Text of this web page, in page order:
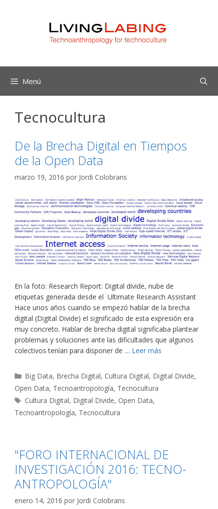
Menú
Tecnocultura
De la Brecha Digital en Tiempos
de la Open Data
marzo 19, 2016 por Jordi Colobrans
En la foto: Research Report: Digital divide, nube de
etiquetas generada desde el Ultimate Research Assistant
Hace unos años cuando se empezó hablar de la brecha
digital (Digital Divide) el significado de esta expresión era
muy concreto. Hablar de brecha digital significaba plantear
problemas y soluciones ante las dificultades que algunos
colectivos tenían para disponer de … Leer más
Categorías
Big Data, Brecha Digital, Cultura Digital, Digital Divide,
Open Data, Tecnoantropología, Tecnocultura
Etiquetas
Cultura Digital, Digital Divide,Open Data,
Tecnoantropología, Tecnocultura
"FORO INTERNACIONAL DE
INVESTIGACIÓN 2016: TECNO-
ANTROPOLOGÍA"
enero 14, 2016 por Jordi Colobrans